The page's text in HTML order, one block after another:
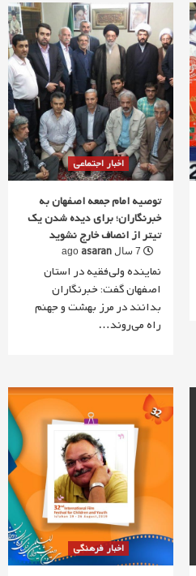
اخبار اجتماعی
توصیه امام جمعه اصفهان به
خبرنگاران؛ برای دیده شدن یک
تیتر از انصاف خارج نشوید
asaran
نماینده ولی‌فقیه در استان
اصفهان گفت: خبرنگاران
بدانند در مرز بهشت و جهنم
راه می‌روند…
اخبار فرهنگی